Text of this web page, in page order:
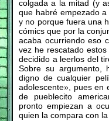
colgada a la mitad (y
que habré empezado
y no porque fuera una
cómics que por la
acaba ocurriendo eso
vez he rescatado
decidido a leerlos del
Sobre su argumento,
digno de cualquier
adolescente», pues en
de pueblecito
pronto empiezan a
quien la compara con